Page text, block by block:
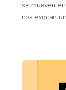
se mueven
nos evocan